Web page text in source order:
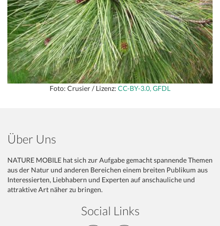
Foto: Crusier / Lizenz: CC-BY-3.0, GFDL
Über Uns
NATURE MOBILE hat sich zur Aufgabe gemacht spannende Themen
aus der Natur und anderen Bereichen einem breiten Publikum aus
Interessierten, Liebhabern und Experten auf anschauliche und
attraktive Art näher zu bringen.
Social Links